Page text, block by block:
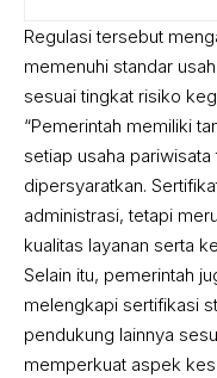
Regulasi tersebut
memenuhi standar
sesuai tingkat risiko
“Pemerintah memiliki
setiap usaha
dipersyaratkan.
administrasi, tetapi
kualitas layanan serta
Selain itu, pemerintah
melengkapi sertifikasi
pendukung lainnya
memperkuat aspek